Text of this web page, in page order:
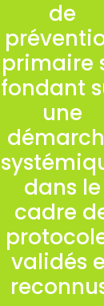
de
primaire
fondant
une
dans le
cadre
validés